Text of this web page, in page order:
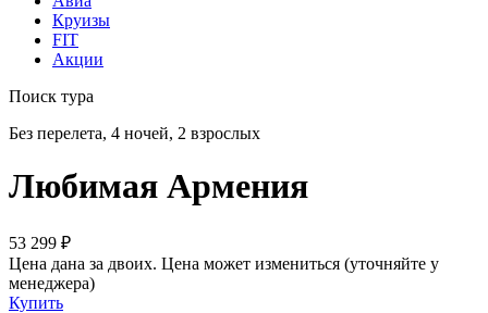
Круизы
FIT
Акции
Поиск тура
Без перелета, 4 ночей, 2 взрослых
Любимая Армения
53 299 ₽
Цена дана за двоих. Цена может измениться (уточняйте у
менеджера)
Купить